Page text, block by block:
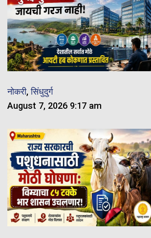
नोकरी,सिंधुदुर्ग
August 7, 2026 9:17 am